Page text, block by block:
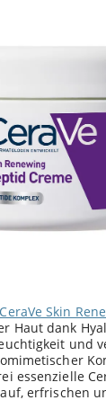
CeraVe Skin
Haut dank
und
essenzielle
erfrischen